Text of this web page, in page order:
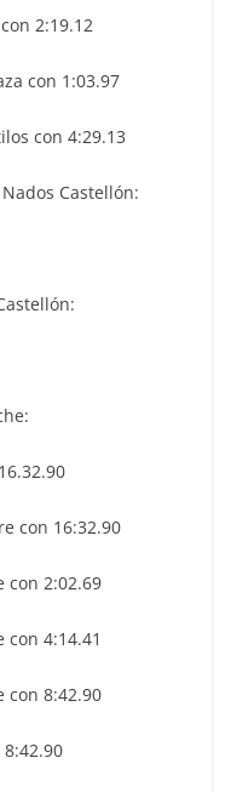
2:19.12
con 1:03.97
con 4:29.13
Nados Castellón:
con 16:32.90
con 2:02.69
4:14.41
con 8:42.90